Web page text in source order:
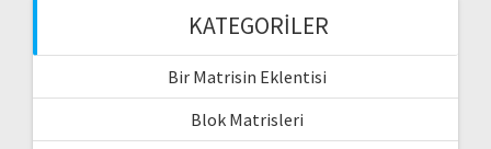
KATEGORILER
Bir Matrisin Eklentisi
Blok Matrisleri